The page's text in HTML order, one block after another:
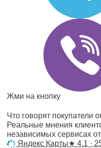
Жми на кнопку
Что говорят покупатели
Реальные мнения
независимых сервисах
Яндекс Карты★ 4.1 ·